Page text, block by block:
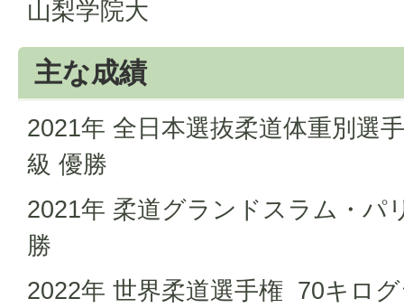
山梨学院大
主な成績
2021年 全日本選抜柔道体重別選
級 優勝
2021年 柔道グランドスラム・パ
勝
2022年 世界柔道選手権 70キロ